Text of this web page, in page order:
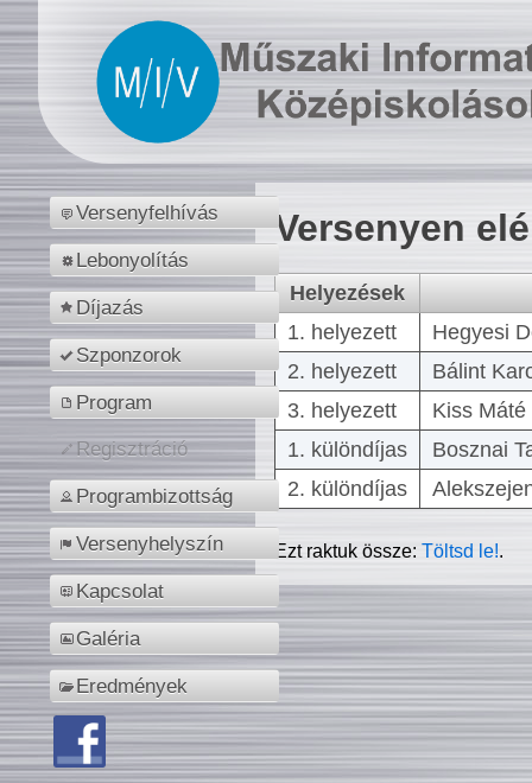
Versenyfelhívás
Lebonyolítás
Díjazás
Szponzorok
Program
Regisztráció
Programbizottság
Versenyhelyszín
Kapcsolat
Galéria
Eredmények
Versenyen
Helyezések
1. helyezett
Hegyesi
2. helyezett
Bálint
3. helyezett
Kiss
1. különdíjas
Bosznai
2. különdíjas
Ezt raktuk össze:Töltsd le!.